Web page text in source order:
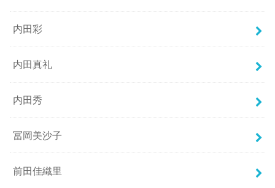
内田彩
内田真礼
内田秀
冨岡美沙子
前田佳織里